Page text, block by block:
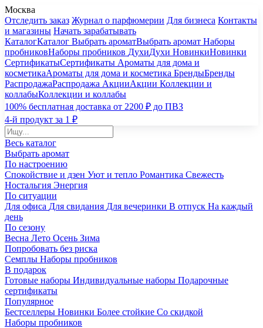
Москва
Отследить заказ Журнал о парфюмерии Для бизнеса Контакты
и магазины Начать зарабатывать
КаталогКаталог Выбрать ароматВыбрать аромат Наборы
пробниковНаборы пробников ДухиДухи НовинкиНовинки
СертификатыСертификаты Ароматы для дома и
косметикаАроматы для дома и косметика БрендыБренды
РаспродажаРаспродажа АкцииАкции Коллекции и
коллабыКоллекции и коллабы
100% бесплатная доставка от 2200 ₽ до ПВЗ
4-й продукт за 1 ₽
Весь каталог
Выбрать аромат
По настроению
Спокойствие и дзен Уют и тепло Романтика Свежесть
Ностальгия Энергия
По ситуации
Для офиса Для свидания Для вечеринки В отпуск На каждый
день
По сезону
Весна Лето Осень Зима
Попробовать без риска
Семплы Наборы пробников
В подарок
Готовые наборы Индивидуальные наборы Подарочные
сертификаты
Популярное
Бестселлеры Новинки Более стойкие Со скидкой
Наборы пробников